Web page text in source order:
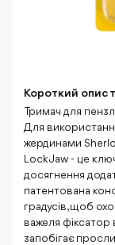
Короткий опис
Тримач для
Для
жердинами
Lock Jaw - це ключ
досягнення
патентована
градусів, щоб
важеля фіксатор
запобігає